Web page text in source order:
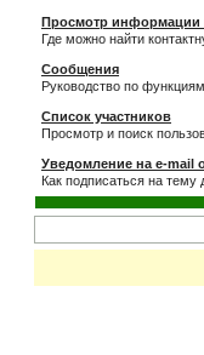
Просмотр информации
Где можно найти
Сообщения
Руководство по
Список участников
Просмотр и поиск
Уведомление на e-mail
Как подписаться на тему